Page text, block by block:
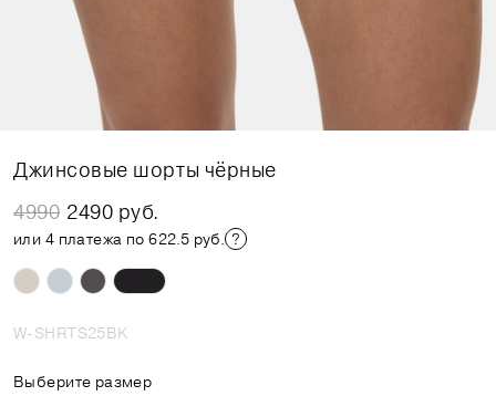
Джинсовые шорты чёрные
4990 2490 руб.
или 4 платежа по 622.5 руб.
W-SHRTS25BK
Выберите размер